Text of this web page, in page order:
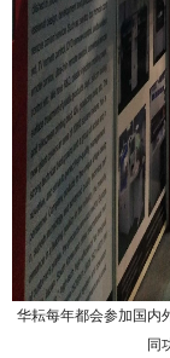
华耘每年都会参加国内
同